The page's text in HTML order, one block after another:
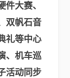
大赛、
双帆石音
礼等中心
、机车巡
活动同步